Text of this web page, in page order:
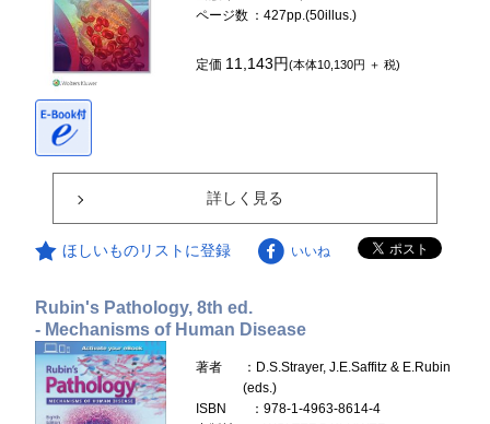
ページ数 ：427pp.(50illus.)
定価 11,143円(本体10,130円 ＋ 税)
詳しく見る
ほしいものリストに登録 いいね
Rubin's Pathology, 8th ed.
- Mechanisms of Human Disease
著者
：D.S.Strayer, J.E.Saffitz & E.Rubin
(eds.)
ISBN
：978-1-4963-8614-4